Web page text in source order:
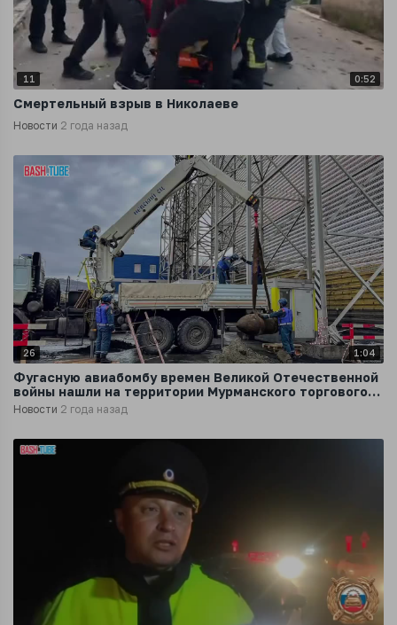
11 0:52
Смертельный взрыв в Николаеве
Новости 2 года назад
26 1:04
Фугасную авиабомбу времен Великой Отечественной
войны нашли на территории Мурманского торгового
порта
Новости 2 года назад